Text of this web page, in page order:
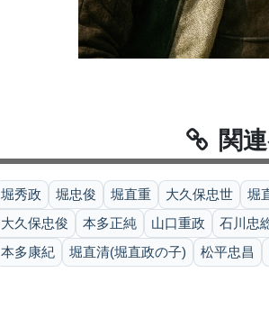
関
堀秀政 堀忠俊 堀直重 大久保忠世 堀
大久保忠俊 本多正純 山口重政 石川忠
本多康紀 堀直清(堀直政の子) 松平忠昌